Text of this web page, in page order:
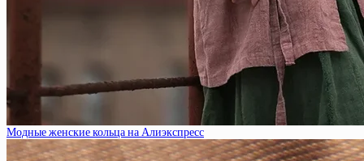
Модные женские кольца на Алиэкспресс